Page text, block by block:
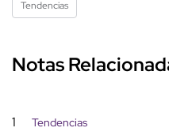
Tendencias
Notas
1 Tendencias